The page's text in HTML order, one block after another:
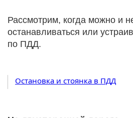
Рассмотрим, когда можно и
останавливаться или
по ПДД.
Остановка и стоянка в ПДД